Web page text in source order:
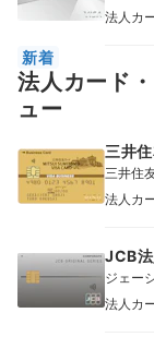
法人カ
新着
法人カード
ュー
三井
三井住
法人カ
JCB
ジェー
法人カ